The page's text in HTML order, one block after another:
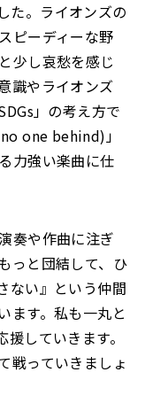
た。ライオンズの
ピーディーな野
少し哀愁を感じ
識やライオンズ
」の考え方で
one behind)」
力強い楽曲に仕
奏や作曲に注ぎ
っと団結して、ひ
ない』という仲間
ます。私も一丸と
していきます。
戦っていきましょ